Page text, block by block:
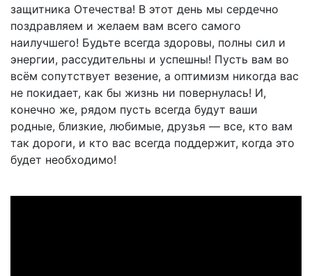
защитника Отечества! В этот день мы сердечно
поздравляем и желаем вам всего самого
наилучшего! Будьте всегда здоровы, полны сил и
энергии, рассудительны и успешны! Пусть вам во
всём сопутствует везение, а оптимизм никогда вас
не покидает, как бы жизнь ни повернулась! И,
конечно же, рядом пусть всегда будут ваши
родные, близкие, любимые, друзья — все, кто вам
так дороги, и кто вас всегда поддержит, когда это
будет необходимо!